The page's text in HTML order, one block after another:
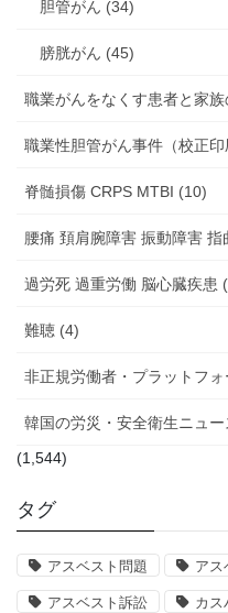
胆管がん (34)
膀胱がん (45)
職業がんをなくす患者と家
職業性胆管がん事件（校正
脊髄損傷 CRPS MTBI (10)
腰痛 頚肩腕障害 振動障害
過労死 過重労働 脳心臓疾患
難聴 (4)
非正規労働者・プラットフ
韓国の労災・安全衛生ニュー
(1,544)
タグ
アスベスト問題 アス
アスベスト訴訟 カス